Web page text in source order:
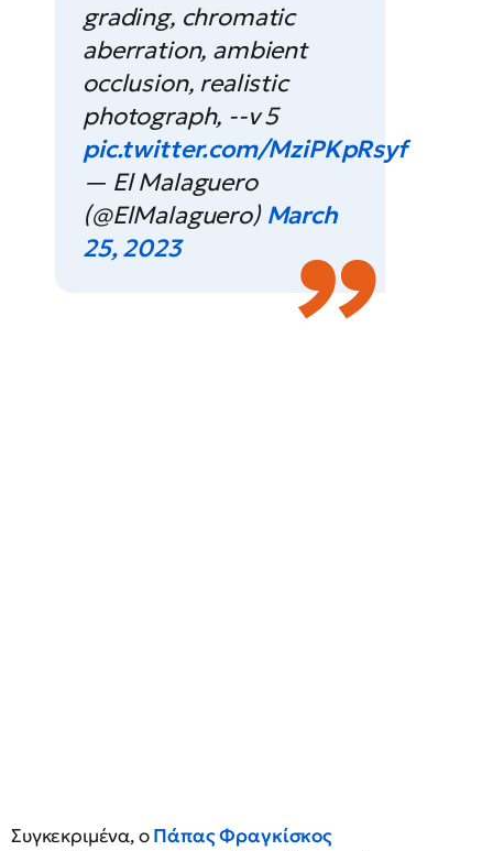
grading, chromatic
aberration, ambient
occlusion, realistic
photograph, --v 5
pic.twitter.com/MziPKpRsyf
— El Malaguero
(@ElMalaguero) March
25, 2023
Συγκεκριμένα, οΠάπας Φραγκίσκος